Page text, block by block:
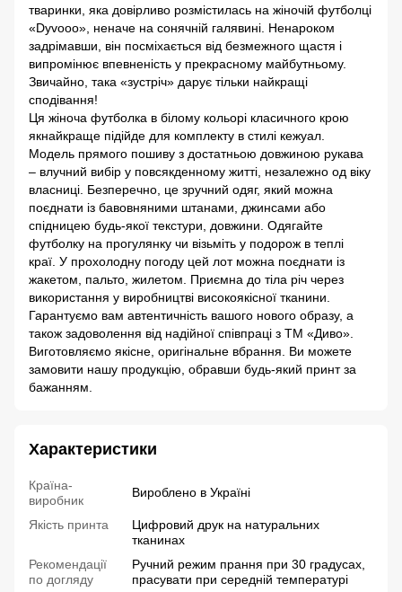
тваринки, яка довірливо розмістилась на жіночій футболці
«Dyvooo», неначе на сонячній галявині. Ненароком
задрімавши, він посміхається від безмежного щастя і
випромінює впевненість у прекрасному майбутньому.
Звичайно, така «зустріч» дарує тільки найкращі
сподівання!
Ця жіноча футболка в білому кольорі класичного крою
якнайкраще підійде для комплекту в стилі кежуал.
Модель прямого пошиву з достатньою довжиною рукава
– влучний вибір у повсякденному житті, незалежно од віку
власниці. Безперечно, це зручний одяг, який можна
поєднати із бавовняними штанами, джинсами або
спідницею будь-якої текстури, довжини. Одягайте
футболку на прогулянку чи візьміть у подорож в теплі
краї. У прохолодну погоду цей лот можна поєднати із
жакетом, пальто, жилетом. Приємна до тіла річ через
використання у виробництві високоякісної тканини.
Гарантуємо вам автентичність вашого нового образу, а
також задоволення від надійної співпраці з ТМ «Диво».
Виготовляємо якісне, оригінальне вбрання. Ви можете
замовити нашу продукцію, обравши будь-який принт за
бажанням.
Характеристики
Країна-
виробник
Вироблено в Україні
Якість принта
Цифровий друк на натуральних
тканинах
Рекомендації
по догляду
Ручний режим прання при 30 градусах,
прасувати при середній температурі